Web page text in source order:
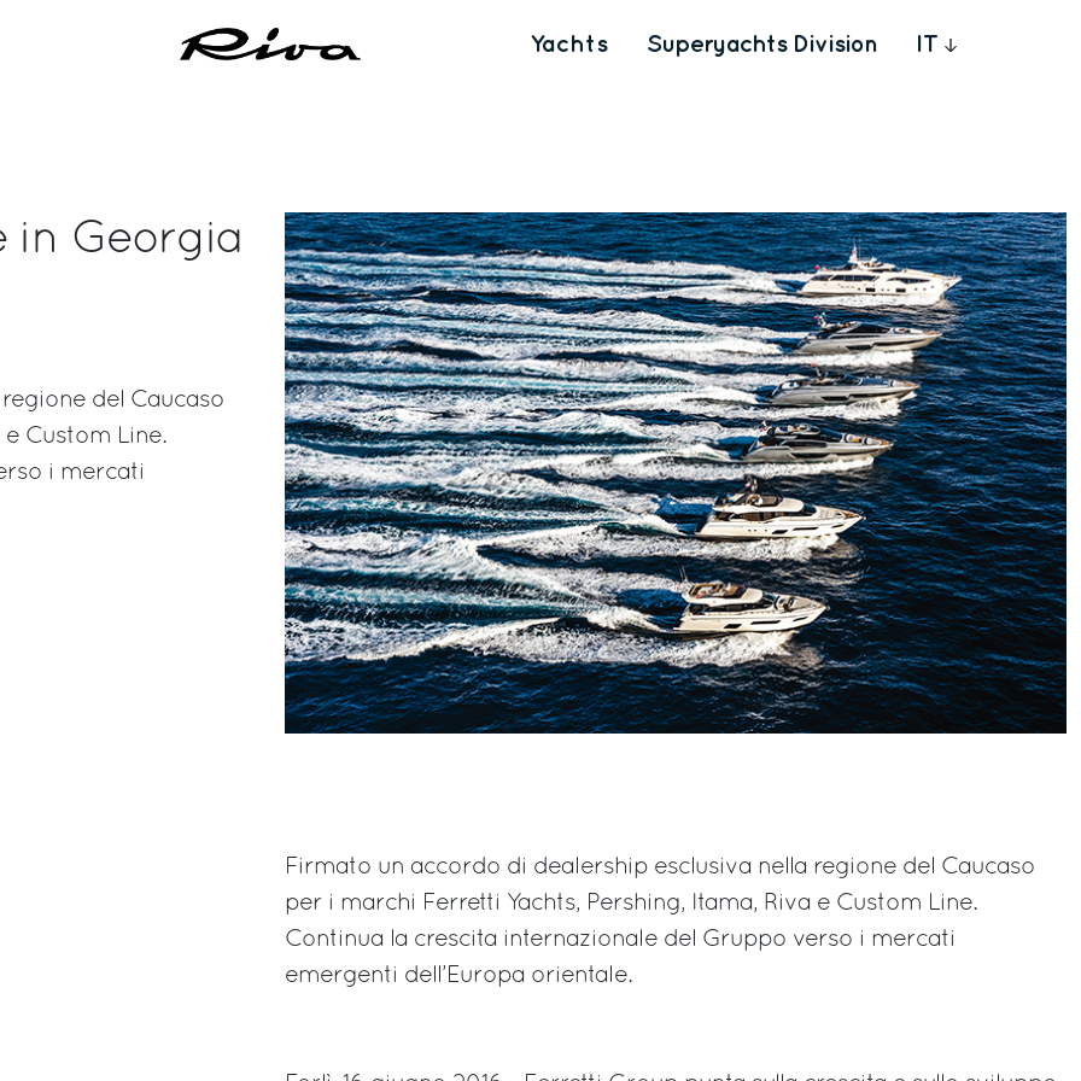
Yachts Superyachts Division IT
in Georgia
del Caucaso
Custom Line.
i mercati
Firmato un accordo di dealership esclusiva nella regione del Caucaso
per i marchi Ferretti Yachts, Pershing, Itama, Riva e Custom Line.
Continua la crescita internazionale del Gruppo verso i mercati
emergenti dell’Europa orientale.